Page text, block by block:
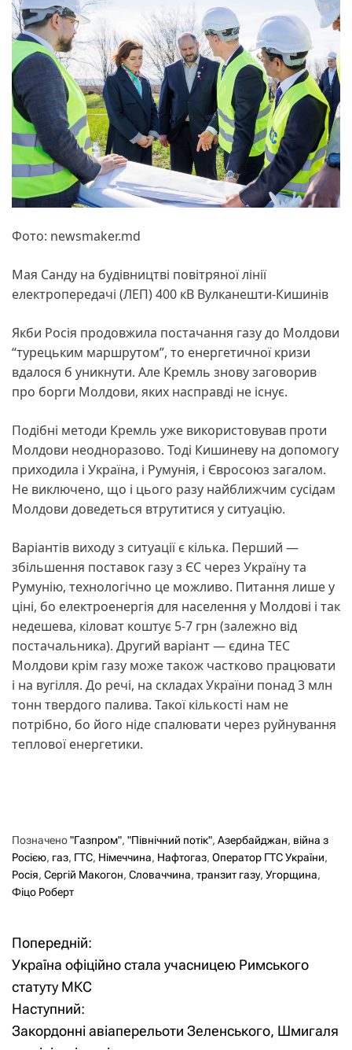
Фото: newsmaker.md
Мая Санду на будівництві повітряної лінії
електропередачі (ЛЕП) 400 кВ Вулканешти-Кишинів
Якби Росія продовжила постачання газу до Молдови
“турецьким маршрутом”, то енергетичної кризи
вдалося б уникнути. Але Кремль знову заговорив
про борги Молдови, яких насправді не існує.
Подібні методи Кремль уже використовував проти
Молдови неодноразово. Тоді Кишиневу на допомогу
приходила і Україна, і Румунія, і Євросоюз загалом.
Не виключено, що і цього разу найближчим сусідам
Молдови доведеться втрутитися у ситуацію.
Варіантів виходу з ситуації є кілька. Перший —
збільшення поставок газу з ЄС через Україну та
Румунію, технологічно це можливо. Питання лише у
ціні, бо електроенергія для населення у Молдові і так
недешева, кіловат коштує 5-7 грн (залежно від
постачальника). Другий варіант — єдина ТЕС
Молдови крім газу може також частково працювати
і на вугілля. До речі, на складах України понад 3 млн
тонн твердого палива. Такої кількості нам не
потрібно, бо його ніде спалювати через руйнування
теплової енергетики.
Позначено"Газпром", "Північний потік", Азербайджан, війна з
Росією, газ, ГТС, Німеччина, Нафтогаз, Оператор ГТС України,
Росія, Сергій Макогон, Словаччина, транзит газу, Угорщина,
Фіцо Роберт
Н
а
в
Попередній:
Україна офіційно стала учасницею Римського
статуту МКС
Наступний:
Закордонні авіаперельоти Зеленського, Шмигаля